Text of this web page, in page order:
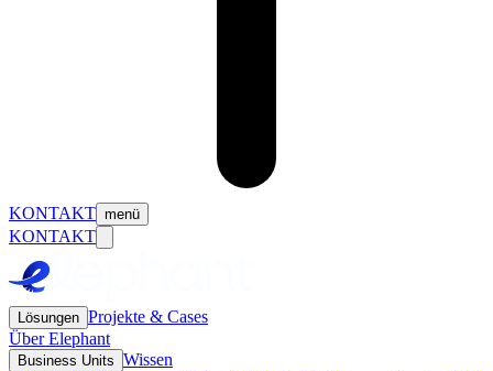
KONTAKT menü
KONTAKT
Lösungen Projekte & Cases
Über Elephant
Business Units Wissen